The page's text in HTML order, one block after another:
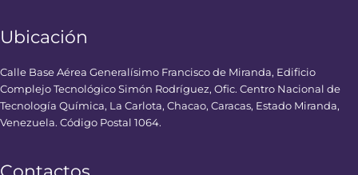
Ubicación
Calle Base Aérea Generalísimo Francisco de Miranda, Edificio
Complejo Tecnológico Simón Rodríguez, Ofic. Centro Nacional de
Tecnología Química, La Carlota, Chacao, Caracas, Estado Miranda,
Venezuela. Código Postal 1064.